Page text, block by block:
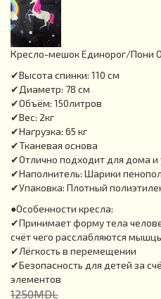
Кресло-мешок Единорог/Пони
✔Высота спинки: 110 см
✔Диаметр: 78 см
✔Объём: 150литров
✔Вес: 2кг
✔Нагрузка: 65 кг
✔Тканевая основа
✔Отлично подходит для дома и
✔Наполнитель: Шарики
✔Упаковка: Плотный
●Особенности кресла:
✔Принимает форму тела
счёт чего расслабляются
✔Лёгкость в перемещении
✔Безопасность для детей за
элементов
1250MDL